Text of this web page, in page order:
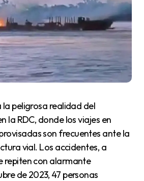
la RDC, donde los viajes en
son frecuentes ante la
vial. Los accidentes, a
repiten con alarmante
de 2023, 47 personas